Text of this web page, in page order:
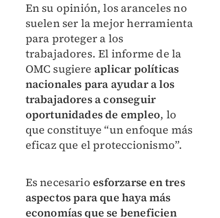
En su opinión, los aranceles no
suelen ser la mejor herramienta
para proteger a los
trabajadores. El informe de la
OMC sugiere aplicar políticas
nacionales para ayudar a los
trabajadores a conseguir
oportunidades de empleo, lo
que constituye “un enfoque más
eficaz que el proteccionismo”.
Es necesario esforzarse en tres
aspectos para que haya más
economías que se beneficien